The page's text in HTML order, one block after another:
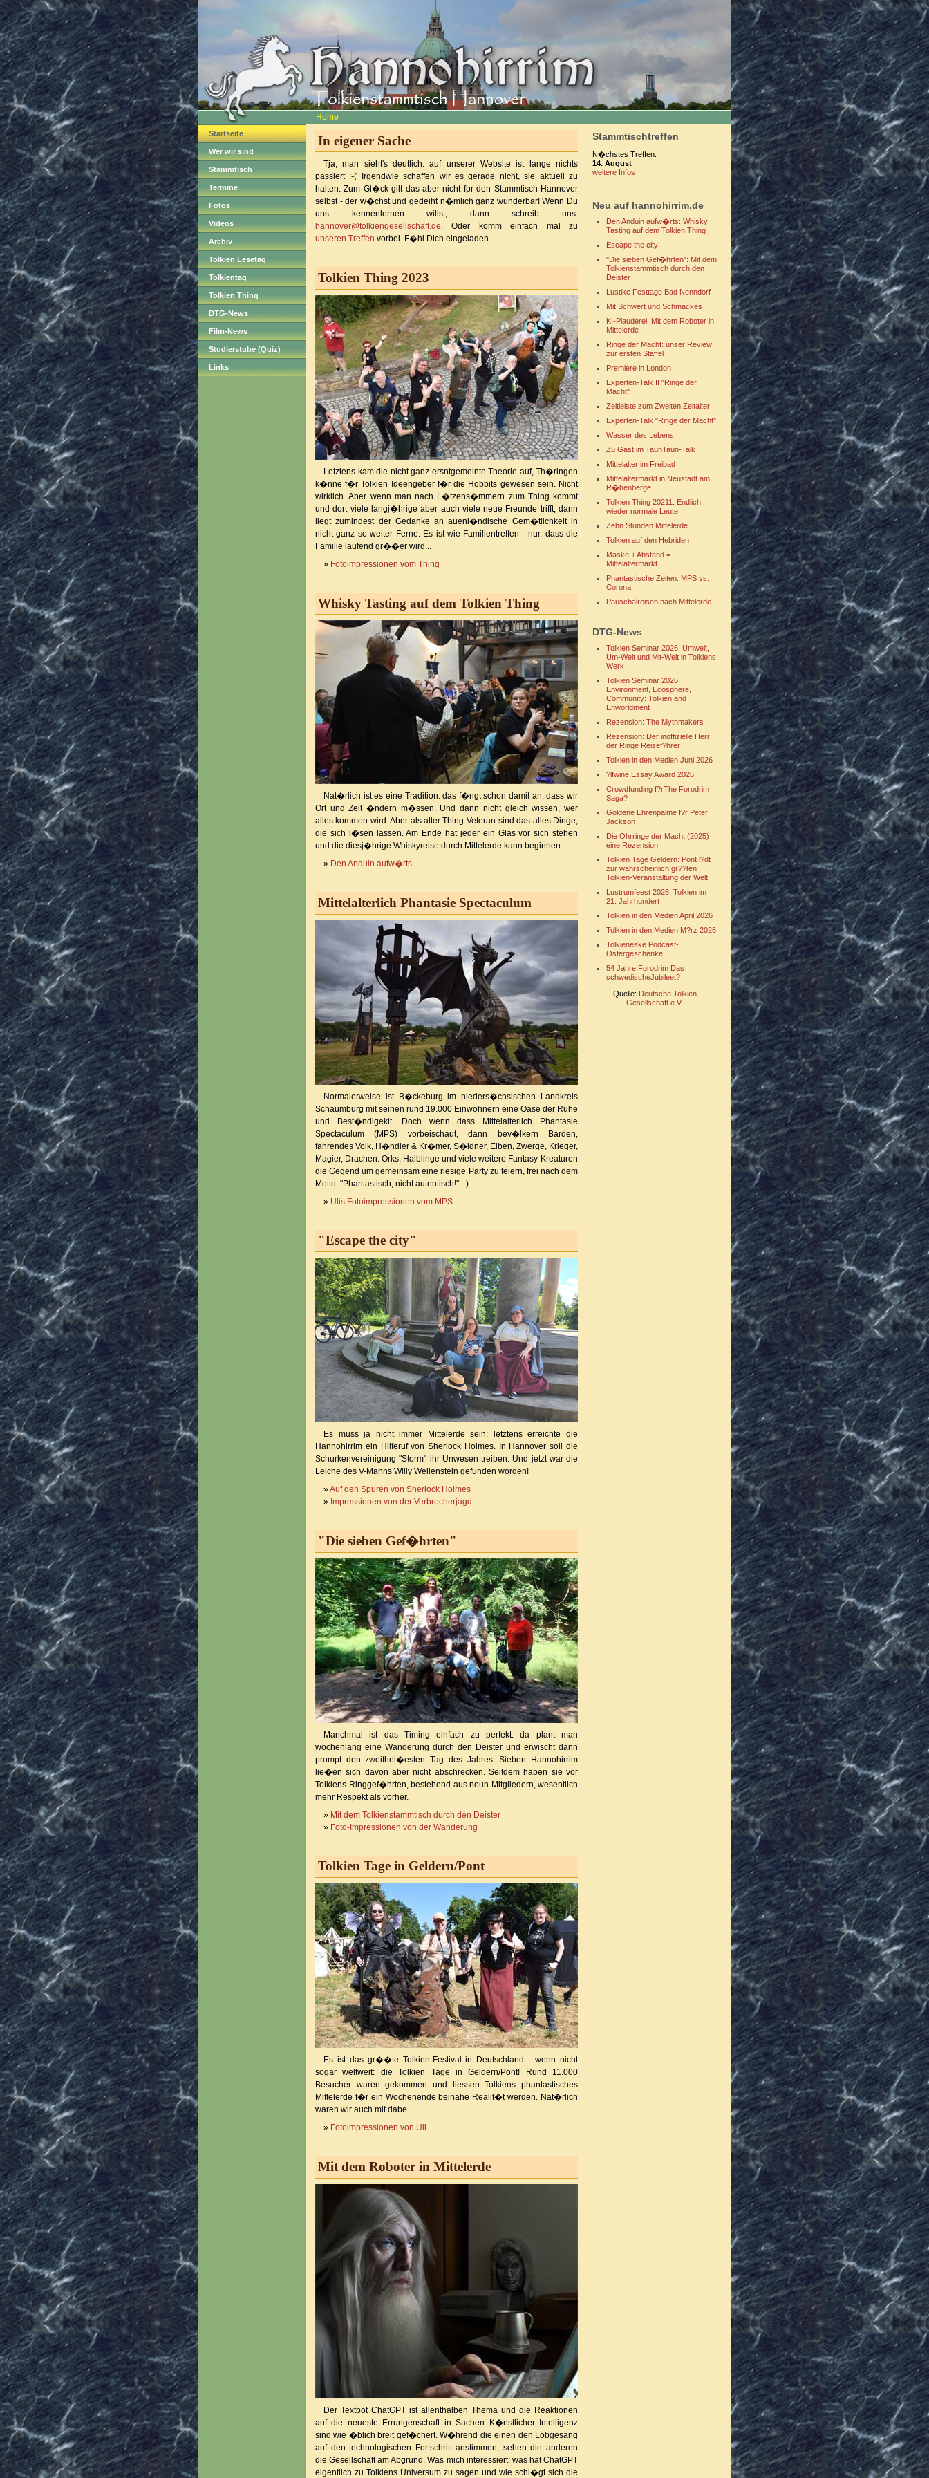
Home
Startseite
Wer wir sind
Stammtisch
Termine
Fotos
Videos
Archiv
Tolkien Lesetag
Tolkientag
Tolkien Thing
DTG-News
Film-News
Studierstube (Quiz)
Links
In eigener Sache
Tja, man sieht's deutlich: auf unserer Website ist lange nichts
passiert :-( Irgendwie schaffen wir es gerade nicht, sie aktuell zu
halten. Zum Gl�ck gilt das aber nicht fpr den Stammtisch Hannover
selbst - der w�chst und gedeiht n�mlich ganz wunderbar! Wenn Du
uns kennenlernen willst, dann schreib uns:
hannover@tolkiengesellschaft.de. Oder komm einfach mal zu
unseren Treffen vorbei. F�hl Dich eingeladen...
Tolkien Thing 2023
Letztens kam die nicht ganz ersntgemeinte Theorie auf, Th�ringen
k�nne f�r Tolkien Ideengeber f�r die Hobbits gewesen sein. Nicht
wirklich. Aber wenn man nach L�tzens�mmern zum Thing kommt
und dort viele langj�hrige aber auch viele neue Freunde trifft, dann
liegt zumindest der Gedanke an auenl�ndische Gem�tlichkeit in
nicht ganz so weiter Ferne. Es ist wie Familientreffen - nur, dass die
Familie laufend gr��er wird...
» Fotoimpressionen vom Thing
Whisky Tasting auf dem Tolkien Thing
Nat�rlich ist es eine Tradition: das f�ngt schon damit an, dass wir
Ort und Zeit �ndern m�ssen. Und dann nicht gleich wissen, wer
alles kommen wird. Aber als alter Thing-Veteran sind das alles Dinge,
die sich l�sen lassen. Am Ende hat jeder ein Glas vor sich stehen
und die diesj�hrige Whiskyreise durch Mittelerde kann beginnen.
» Den Anduin aufw�rts
Mittelalterlich Phantasie Spectaculum
Normalerweise ist B�ckeburg im nieders�chsischen Landkreis
Schaumburg mit seinen rund 19.000 Einwohnern eine Oase der Ruhe
und Best�ndigekit. Doch wenn dass Mittelalterlich Phantasie
Spectaculum (MPS) vorbeischaut, dann bev�lkern Barden,
fahrendes Volk, H�ndler & Kr�mer, S�ldner, Elben, Zwerge, Krieger,
Magier, Drachen. Orks, Halblinge und viele weitere Fantasy-Kreaturen
die Gegend um gemeinsam eine riesige Party zu feiern, frei nach dem
Motto: "Phantastisch, nicht autentisch!" :-)
» Ulis Fotoimpressionen vom MPS
"Escape the city"
Es muss ja nicht immer Mittelerde sein: letztens erreichte die
Hannohirrim ein Hilferuf von Sherlock Holmes. In Hannover soll die
Schurkenvereinigung "Storm" ihr Unwesen treiben. Und jetzt war die
Leiche des V-Manns Willy Wellenstein gefunden worden!
»Auf den Spuren von Sherlock Holmes
» Impressionen von der Verbrecherjagd
"Die sieben Gef�hrten"
Manchmal ist das Timing einfach zu perfekt: da plant man
wochenlang eine Wanderung durch den Deister und erwischt dann
prompt den zweithei�esten Tag des Jahres. Sieben Hannohirrim
lie�en sich davon aber nicht abschrecken. Seitdem haben sie vor
Tolkiens Ringgef�hrten, bestehend aus neun Mitgliedern, wesentlich
mehr Respekt als vorher.
» Mit dem Tolkienstammtisch durch den Deister
» Foto-Impressionen von der Wanderung
Tolkien Tage in Geldern/Pont
Es ist das gr��te Tolkien-Festival in Deutschland - wenn nicht
sogar weltweit: die Tolkien Tage in Geldern/Pont! Rund 11.000
Besucher waren gekommen und liessen Tolkiens phantastisches
Mittelerde f�r ein Wochenende beinahe Realit�t werden. Nat�rlich
waren wir auch mit dabe...
» Fotoimpressionen von Uli
Mit dem Roboter in Mittelerde
Der Textbot ChatGPT ist allenthalben Thema und die Reaktionen
auf die neueste Errungenschaft in Sachen K�nstlicher Intelligenz
sind wie �blich breit gef�chert. W�hrend die einen den Lobgesang
auf den technologischen Fortschritt anstimmen, sehen die anderen
die Gesellschaft am Abgrund. Was mich interessiert: was hat ChatGPT
eigentlich zu Tolkiens Universum zu sagen und wie schl�gt sich die
Stammtischtreffen
N�chstes Treffen:
14. August
weitere Infos
Neu auf hannohirrim.de
Den Anduin aufw�rts: Whisky
Tasting auf dem Tolkien Thing
Escape the city
"Die sieben Gef�hrten": Mit dem
Tolkienstammtisch durch den
Deister
Lustike Festtage Bad Nenndorf
Mit Schwert und Schmackes
KI-Plauderei: Mit dem Roboter in
Mittelerde
Ringe der Macht: unser Review
zur ersten Staffel
Premiere in London
Experten-Talk II "Ringe der
Macht"
Zeitleiste zum Zweiten Zeitalter
Experten-Talk "Ringe der Macht"
Wasser des Lebens
Zu Gast im TaunTaun-Talk
Mittelalter im Freibad
Mittelaltermarkt in Neustadt am
R�benberge
Tolkien Thing 20211: Endlich
wieder normale Leute
Zehn Stunden Mittelerde
Tolkien auf den Hebriden
Maske + Abstand =
Mittelaltermarkt
Phantastische Zeiten: MPS vs.
Corona
Pauschalreisen nach Mittelerde
DTG-News
Tolkien Seminar 2026: Umwelt,
Um-Welt und Mit-Welt in Tolkiens
Werk
Tolkien Seminar 2026:
Environment, Ecosphere,
Community: Tolkien and
Enworldment
Rezension: The Mythmakers
Rezension: Der inoffizielle Herr
der Ringe Reisef?hrer
Tolkien in den Medien Juni 2026
?lfwine Essay Award 2026
Crowdfunding f?rThe Forodrim
Saga?
Goldene Ehrenpalme f?r Peter
Jackson
Die Ohrringe der Macht (2025)
eine Rezension
Tolkien Tage Geldern: Pont l?dt
zur wahrscheinlich gr??ten
Tolkien-Veranstaltung der Welt
Lustrumfeest 2026: Tolkien im
21. Jahrhundert
Tolkien in den Medien April 2026
Tolkien in den Medien M?rz 2026
Tolkieneske Podcast-
Ostergeschenke
54 Jahre Forodrim Das
schwedischeJubileet?
Quelle: Deutsche Tolkien
Gesellschaft e.V.